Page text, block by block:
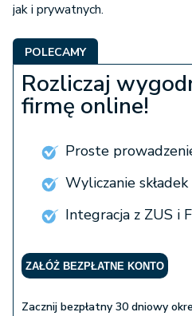
jak i prywatnych.
POLECAMY
Rozliczaj
firmę online!
Proste
Wyliczanie
Integracja z ZUS i
ZAŁÓŻ BEZPŁATNE KONTO
Zacznij bezpłatny 30 dniowy